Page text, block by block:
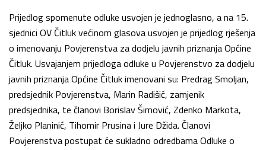
Prijedlog spomenute odluke usvojen je jednoglasno, a na 15.
sjednici OV Čitluk većinom glasova usvojen je prijedlog rješenja
o imenovanju Povjerenstva za dodjelu javnih priznanja Općine
Čitluk. Usvajanjem prijedloga odluke u Povjerenstvo za dodjelu
javnih priznanja Općine Čitluk imenovani su: Predrag Smoljan,
predsjednik Povjerenstva, Marin Radišić, zamjenik
predsjednika, te članovi Borislav Šimović, Zdenko Markota,
Željko Planinić, Tihomir Prusina i Jure Džida. Članovi
Povjerenstva postupat će sukladno odredbama Odluke o